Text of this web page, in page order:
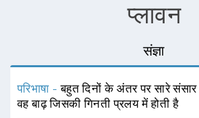
प्लावन
संज्ञा
परिभाषा -बहुत दिनों के अंतर पर सारे संसार
वह बाढ़ जिसकी गिनती प्रलय में होती है